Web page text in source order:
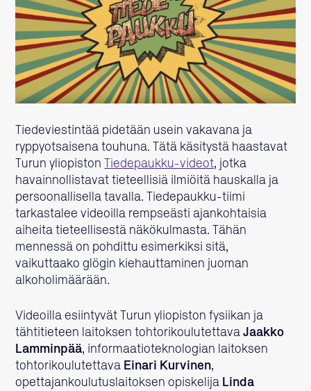
Tiedeviestintää pidetään usein vakavana ja
ryppyotsaisena touhuna. Tätä käsitystä haastavat
Turun yliopiston
Tiedepaukku-videot, jotka
havainnollistavat tieteellisiä ilmiöitä hauskalla ja
persoonallisella tavalla. Tiedepaukku-tiimi
tarkastalee videoilla rempseästi ajankohtaisia
aiheita tieteellisestä näkökulmasta. Tähän
mennessä on pohdittu esimerkiksi sitä,
vaikuttaako glögin kiehauttaminen juoman
alkoholimäärään.
Videoilla esiintyvät Turun yliopiston fysiikan ja
tähtitieteen laitoksen tohtorikoulutettavaJaakko
Lamminpää, informaatioteknologian laitoksen
tohtorikoulutettava Einari Kurvinen,
opettajankoulutuslaitoksen opiskelija Linda